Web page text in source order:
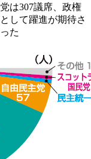
は307議席、政権
して躍進が期待さ
た